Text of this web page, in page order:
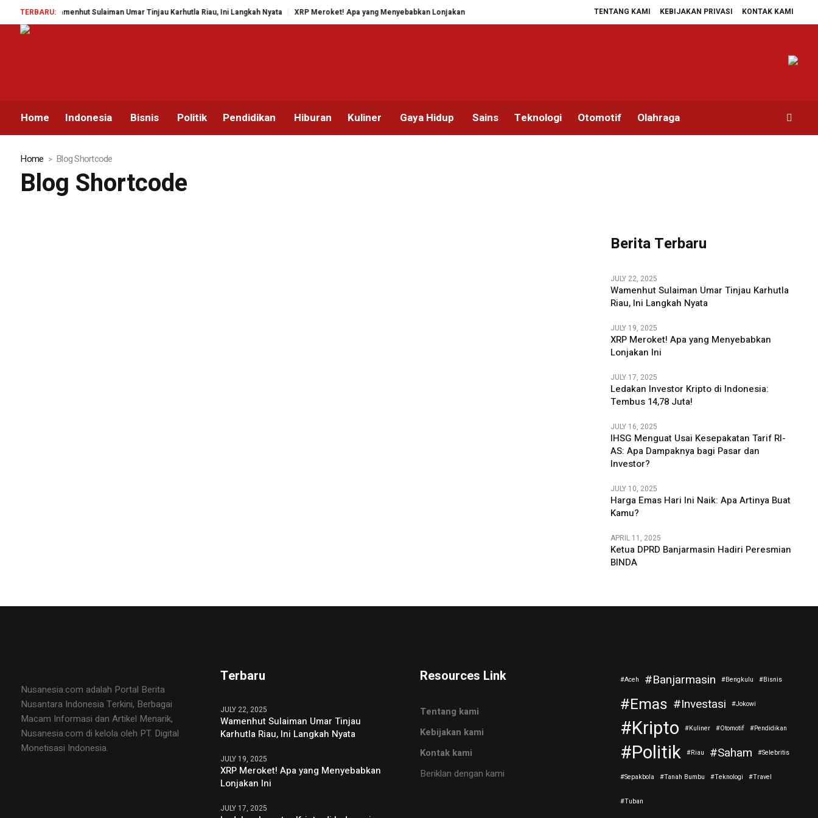
TENTANG KAMI KEBIJAKAN PRIVASI KONTAK KAMI
TERBARU:Wamenhut Sulaiman Umar Tinjau Karhutla Riau, Ini Langkah Nyata XRP Meroket! Apa yang Menyebabkan Lonjakan Ini Ledakan Investor Kripto di Indonesia: Tembus 14,78 Juta! IHSG Menguat Usai Kesepakatan
Home Indonesia Bisnis Politik Pendidikan Hiburan Kuliner Gaya Hidup Sains Teknologi Otomotif Olahraga
Home Blog Shortcode
Blog Shortcode
Berita Terbaru
JULY 22, 2025
Wamenhut Sulaiman Umar Tinjau Karhutla
Riau, Ini Langkah Nyata
JULY 19, 2025
XRP Meroket! Apa yang Menyebabkan
Lonjakan Ini
JULY 17, 2025
Ledakan Investor Kripto di Indonesia:
Tembus 14,78 Juta!
JULY 16, 2025
IHSG Menguat Usai Kesepakatan Tarif RI-
AS: Apa Dampaknya bagi Pasar dan
Investor?
JULY 10, 2025
Harga Emas Hari Ini Naik: Apa Artinya Buat
Kamu?
APRIL 11, 2025
Ketua DPRD Banjarmasin Hadiri Peresmian
BINDA
Nusanesia.com adalah Portal Berita
Nusantara Indonesia Terkini, Berbagai
Macam Informasi dan Artikel Menarik,
Nusanesia.com di kelola oleh PT. Digital
Monetisasi Indonesia.
Terbaru
JULY 22, 2025
Wamenhut Sulaiman Umar Tinjau
Karhutla Riau, Ini Langkah Nyata
JULY 19, 2025
XRP Meroket! Apa yang Menyebabkan
Lonjakan Ini
JULY 17, 2025
Resources Link
Tentang kami
Kebijakan kami
Kontak kami
Beriklan dengan kami
Aceh Banjarmasin Bengkulu Bisnis
Emas Investasi Jokowi
Kripto Kuliner Otomotif Pendidikan
Politik Riau Saham Selebritis
Sepakbola Tanah Bumbu Teknologi Travel
Tuban